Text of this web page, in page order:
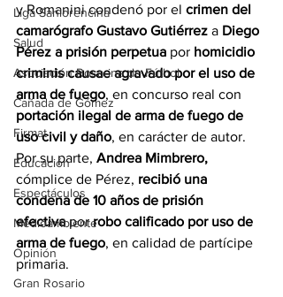
Liga Sanlorencina
Salud
Asociación Rosarina de Fútbol
Cañada de Gómez
Firmat
Educación
Espectáculos
Medioambiente
Opinión
Gran Rosario
y Romanini condenó por el crimen del
camarógrafo Gustavo Gutiérrez a Diego
Pérez a prisión perpetua por homicidio
criminis causae agravado por el uso de
arma de fuego, en concurso real con
portación ilegal de arma de fuego de
uso civil y daño, en carácter de autor.
Por su parte, Andrea Mimbrero,
cómplice de Pérez, recibió una
condena de 10 años de prisión
efectiva por robo calificado por uso de
arma de fuego, en calidad de partícipe
primaria.